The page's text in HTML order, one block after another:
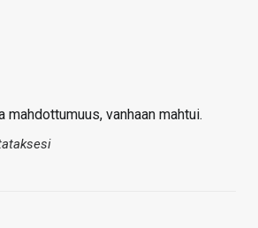
mahdottumuus, vanhaan mahtui.